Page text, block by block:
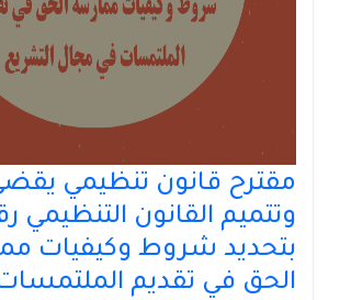
مقترح قانون تنظيمي
بتحديد شروط وكيفيات
الحق في تقديم